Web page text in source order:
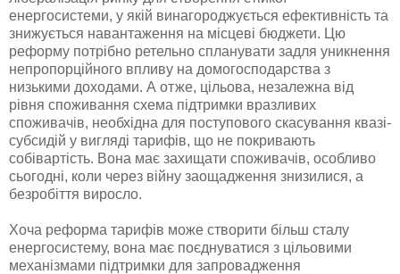
енергосистеми, у якій винагороджується ефективність та
знижується навантаження на місцеві бюджети. Цю
реформу потрібно ретельно спланувати задля уникнення
непропорційного впливу на домогосподарства з
низькими доходами. А отже, цільова, незалежна від
рівня споживання схема підтримки вразливих
споживачів, необхідна для поступового скасування квазі-
субсидій у вигляді тарифів, що не покривають
собівартість. Вона має захищати споживачів, особливо
сьогодні, коли через війну заощадження знизилися, а
безробіття виросло.
Хоча реформа тарифів може створити більш сталу
енергосистему, вона має поєднуватися з цільовими
механізмами підтримки для запровадження